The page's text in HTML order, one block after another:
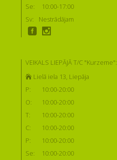
Se:
10:00-17:00
Sv:
Nestrādājam
VEIKALS LIEPĀJĀ T/C "Kurzeme":
Lielā iela 13, Liepāja
P:
10:00-20:00
O:
10:00-20:00
T:
10:00-20:00
C:
10:00-20:00
P:
10:00-20:00
Se:
10:00-20:00